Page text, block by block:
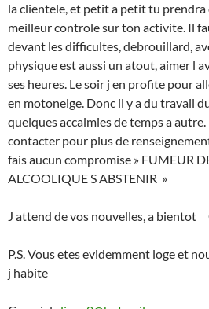
la clientele, et petit a petit tu prendra
meilleur controle sur ton activite. Il
devant les difficultes, debrouillard,
physique est aussi un atout, aimer l
ses heures. Le soir j en profite pour
en motoneige. Donc il y a du travail
quelques accalmies de temps a
contacter pour plus de
fais aucun compromise » FUMEUR
ALCOOLIQUE S ABSTENIR »
J attend de vos nouvelles, a bientot
P.S. Vous etes evidemment loge et
j habite